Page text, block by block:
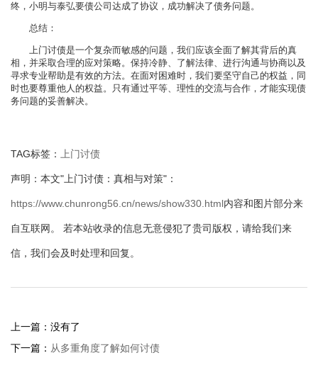
终，小明与泰弘要债公司达成了协议，成功解决了债务问题。
总结：
上门讨债是一个复杂而敏感的问题，我们应该全面了解其背后的真
相，并采取合理的应对策略。保持冷静、了解法律、进行沟通与协商以及
寻求专业帮助是有效的方法。在面对困难时，我们要坚守自己的权益，同
时也要尊重他人的权益。只有通过平等、理性的交流与合作，才能实现债
务问题的妥善解决。
TAG标签： 上门讨债
声明：本文"上门讨债：真相与对策"：
https://www.chunrong56.cn/news/show330.html内容和图片部分来
自互联网。 若本站收录的信息无意侵犯了贵司版权，请给我们来
信，我们会及时处理和回复。
上一篇：没有了
下一篇： 从多重角度了解如何讨债